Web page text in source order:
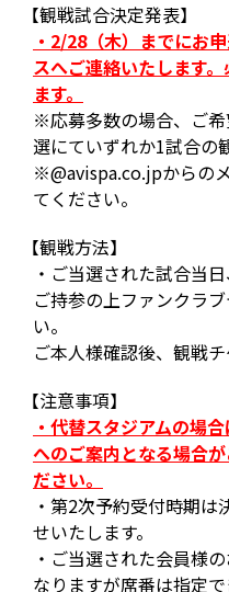
【観戦試合決定発表】
・2/28（木）までにお
スへご連絡いたします
ます。
※応募多数の場合、ご
選にていずれか1試合の
※@avispa.co.jpからの
てください。
【観戦方法】
・ご当選された試合当日
ご持参の上ファンクラ
い。
ご本人様確認後、観戦
【注意事項】
・代替スタジアムの場
へのご案内となる場合
ださい。
・第2次予約受付時期
せいたします。
・ご当選された会員様
なりますが席番は指定で